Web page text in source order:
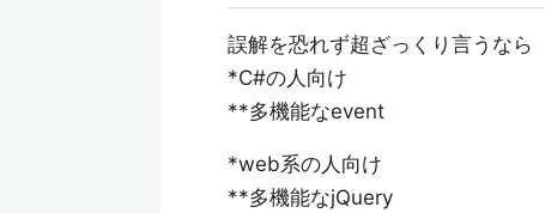
誤解を恐れず超ざっくり言うなら
*C#の人向け
**多機能なevent
*web系の人向け
**多機能なjQuery